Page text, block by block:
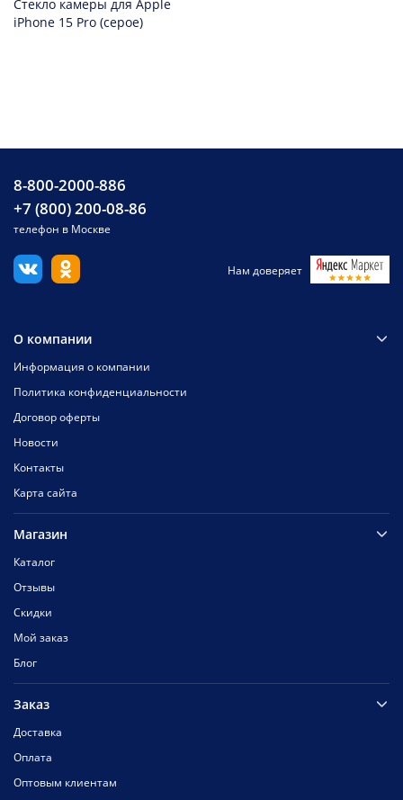
Стекло камеры для Apple
iPhone 15 Pro (серое)
8-800-2000-886
+7 (800) 200-08-86
телефон в Москве
Нам доверяет
О компании
Информация о компании
Политика конфиденциальности
Договор оферты
Новости
Контакты
Карта сайта
Магазин
Каталог
Отзывы
Скидки
Мой заказ
Блог
Заказ
Доставка
Оплата
Оптовым клиентам